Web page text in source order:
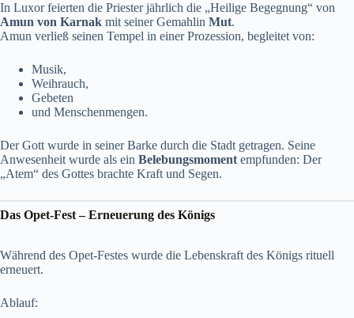
In Luxor feierten die Priester jährlich die „Heilige Begegnung“ von
Amun von Karnak mit seiner Gemahlin Mut.
Amun verließ seinen Tempel in einer Prozession, begleitet von:
Musik,
Weihrauch,
Gebeten
und Menschenmengen.
Der Gott wurde in seiner Barke durch die Stadt getragen. Seine
Anwesenheit wurde als ein Belebungsmoment empfunden: Der
„Atem“ des Gottes brachte Kraft und Segen.
Das Opet-Fest – Erneuerung des Königs
Während des Opet-Festes wurde die Lebenskraft des Königs rituell
erneuert.
Ablauf: